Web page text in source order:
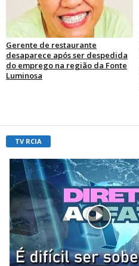
Gerente de restaurante
desaparece após ser despedida
do emprego na região da Fonte
Luminosa
TV RCIA